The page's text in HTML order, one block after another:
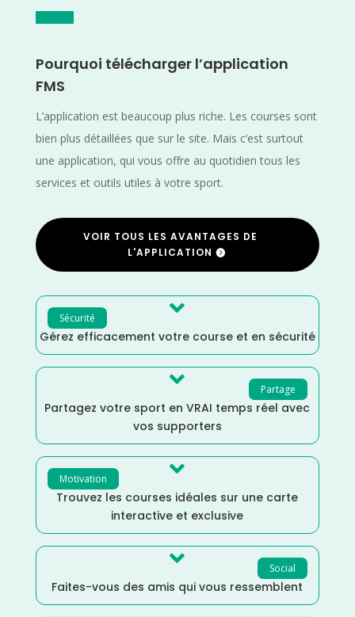
Pourquoi télécharger l’application
FMS
L’application est beaucoup plus riche. Les courses sont
bien plus détaillées que sur le site. Mais c’est surtout
une application, qui vous offre au quotidien tous les
services et outils utiles à votre sport.
VOIR TOUS LES AVANTAGES DE
L'APPLICATION
Sécurité 
Gérez efficacement votre course et en sécurité
Partage

Partagez votre sport en VRAI temps réel avec
vos supporters
Motivation 
Trouvez les courses idéales sur une carte
interactive et exclusive
Social

Faites-vous des amis qui vous ressemblent